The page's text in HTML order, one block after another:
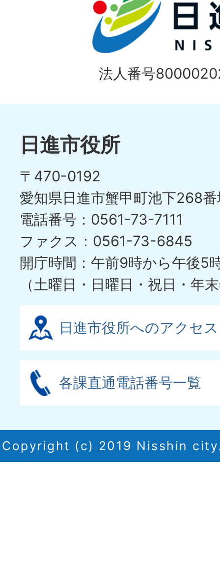
法人番号
日進市役所
〒470-0192
愛知県日進市蟹甲町池下268
電話番号：0561-73-7111
ファクス：0561-73-6845
開庁時間：午前9時から午後5
（土曜日・日曜日・祝日・年
日進市役所へのアクセス
各課直通電話番号一覧
Copyright (c) 2019 Nisshin